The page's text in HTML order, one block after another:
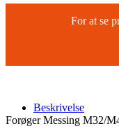
For at se
Beskrivelse
Forøger Messing M32/